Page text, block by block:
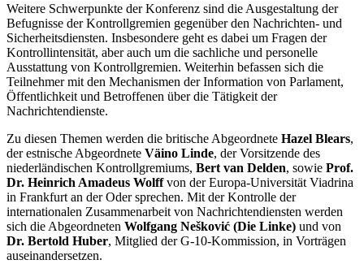
Weitere Schwerpunkte der Konferenz sind die Ausgestaltung der
Befugnisse der Kontrollgremien gegenüber den Nachrichten- und
Sicherheitsdiensten. Insbesondere geht es dabei um Fragen der
Kontrollintensität, aber auch um die sachliche und personelle
Ausstattung von Kontrollgremien. Weiterhin befassen sich die
Teilnehmer mit den Mechanismen der Information von Parlament,
Öffentlichkeit und Betroffenen über die Tätigkeit der
Nachrichtendienste.
Zu diesen Themen werden die britische Abgeordnete Hazel Blears,
der estnische Abgeordnete Väino Linde, der Vorsitzende des
niederländischen Kontrollgremiums, Bert van Delden, sowie Prof.
Dr. Heinrich Amadeus Wolffvon der Europa-Universität Viadrina
in Frankfurt an der Oder sprechen. Mit der Kontrolle der
internationalen Zusammenarbeit von Nachrichtendiensten werden
sich die Abgeordneten Wolfgang Nešković (Die Linke) und von
Dr. Bertold Huber, Mitglied der G-10-Kommission, in Vorträgen
auseinandersetzen.